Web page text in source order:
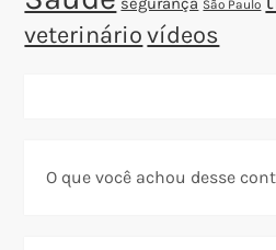
São Paulo
veterinário vídeos
O que você achou desse